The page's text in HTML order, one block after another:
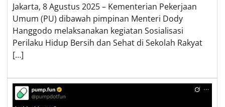
Jakarta, 8 Agustus 2025 – Kementerian Pekerjaan
Umum (PU) dibawah pimpinan Menteri Dody
Hanggodo melaksanakan kegiatan Sosialisasi
Perilaku Hidup Bersih dan Sehat di Sekolah Rakyat
[…]